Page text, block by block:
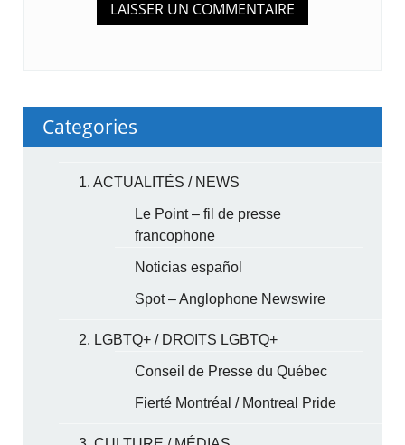
Categories
1. ACTUALITÉS / NEWS
Le Point – fil de presse
francophone
Noticias español
Spot – Anglophone Newswire
2. LGBTQ+ / DROITS LGBTQ+
Conseil de Presse du Québec
Fierté Montréal / Montreal Pride